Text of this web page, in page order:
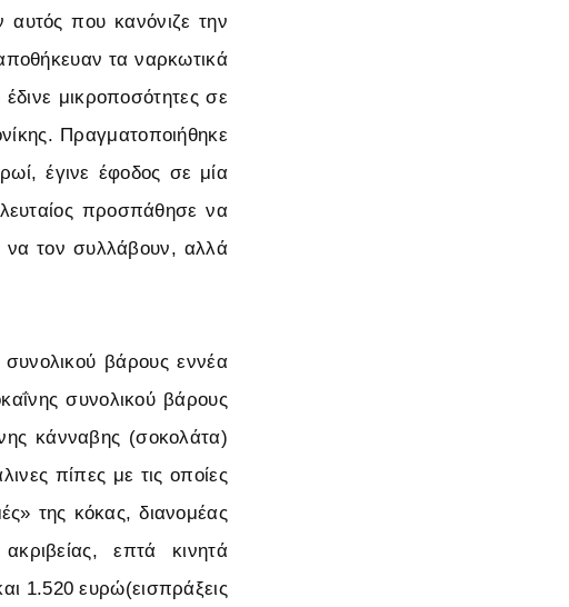
αυτός που κανόνιζε την
τα ναρκωτικά
μικροποσότητες σε
Πραγματοποιήθηκε
έγινε έφοδος σε μία
προσπάθησε να
να τον συλλάβουν, αλλά
βάρους εννέα
συνολικού βάρους
κάνναβης (σοκολάτα)
πίπες με τις οποίες
της κόκας, διανομέας
επτά κινητά
1.520 ευρώ(εισπράξεις